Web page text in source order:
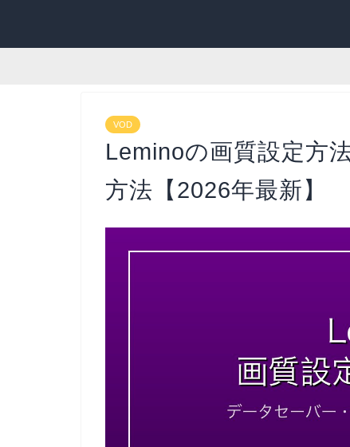
VOD
Leminoの画質設定方
方法【2026年最新】